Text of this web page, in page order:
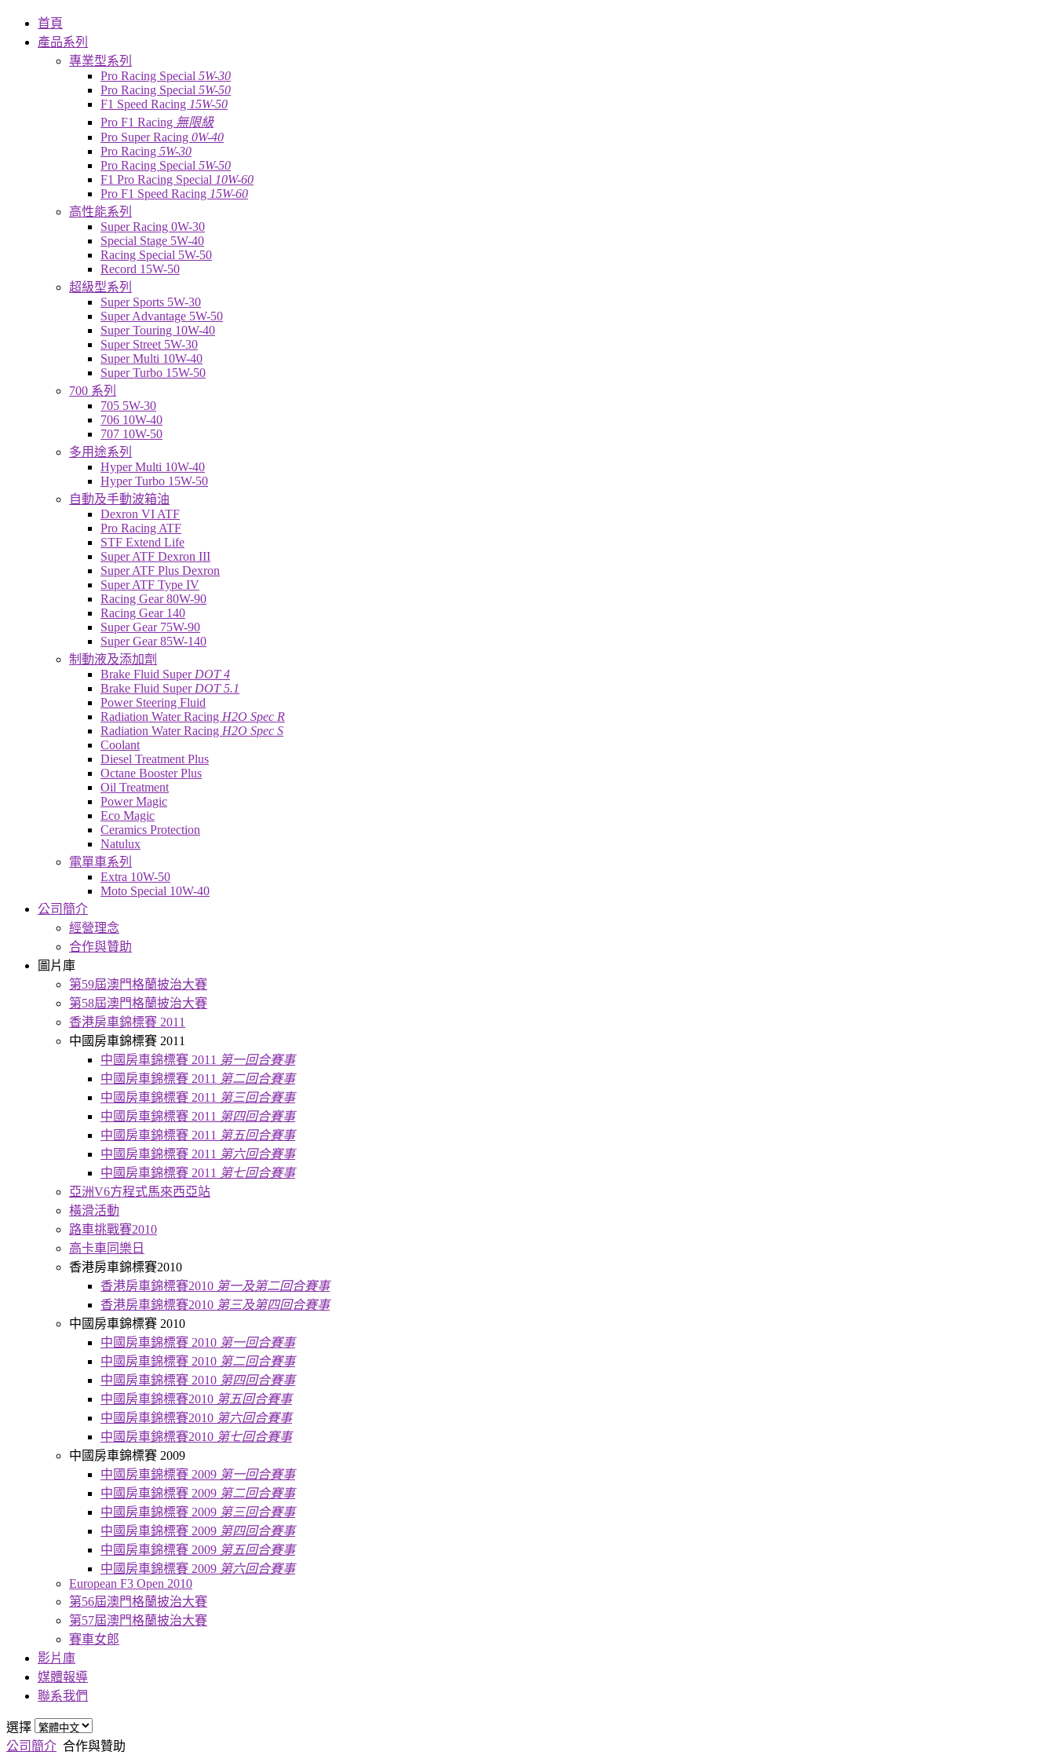
首頁
產品系列
專業型系列
Pro Racing Special 5W-30
Pro Racing Special 5W-50
F1 Speed Racing 15W-50
Pro F1 Racing 無限級
Pro Super Racing 0W-40
Pro Racing 5W-30
Pro Racing Special 5W-50
F1 Pro Racing Special 10W-60
Pro F1 Speed Racing 15W-60
高性能系列
Super Racing 0W-30
Special Stage 5W-40
Racing Special 5W-50
Record 15W-50
超級型系列
Super Sports 5W-30
Super Advantage 5W-50
Super Touring 10W-40
Super Street 5W-30
Super Multi 10W-40
Super Turbo 15W-50
700 系列
705 5W-30
706 10W-40
707 10W-50
多用途系列
Hyper Multi 10W-40
Hyper Turbo 15W-50
自動及手動波箱油
Dexron VI ATF
Pro Racing ATF
STF Extend Life
Super ATF Dexron III
Super ATF Plus Dexron
Super ATF Type IV
Racing Gear 80W-90
Racing Gear 140
Super Gear 75W-90
Super Gear 85W-140
制動液及添加劑
Brake Fluid Super DOT 4
Brake Fluid Super DOT 5.1
Power Steering Fluid
Radiation Water Racing H2O Spec R
Radiation Water Racing H2O Spec S
Coolant
Diesel Treatment Plus
Octane Booster Plus
Oil Treatment
Power Magic
Eco Magic
Ceramics Protection
Natulux
電單車系列
Extra 10W-50
Moto Special 10W-40
公司簡介
經營理念
合作與贊助
圖片庫
第59屆澳門格蘭披治大賽
第58屆澳門格蘭披治大賽
香港房車錦標賽 2011
中國房車錦標賽 2011
中國房車錦標賽 2011 第一回合賽事
中國房車錦標賽 2011 第二回合賽事
中國房車錦標賽 2011 第三回合賽事
中國房車錦標賽 2011 第四回合賽事
中國房車錦標賽 2011 第五回合賽事
中國房車錦標賽 2011 第六回合賽事
中國房車錦標賽 2011 第七回合賽事
亞洲V6方程式馬來西亞站
橫滑活動
路車挑戰賽2010
高卡車同樂日
香港房車錦標賽2010
香港房車錦標賽2010 第一及第二回合賽事
香港房車錦標賽2010 第三及第四回合賽事
中國房車錦標賽 2010
中國房車錦標賽 2010 第一回合賽事
中國房車錦標賽 2010 第二回合賽事
中國房車錦標賽 2010 第四回合賽事
中國房車錦標賽2010 第五回合賽事
中國房車錦標賽2010 第六回合賽事
中國房車錦標賽2010 第七回合賽事
中國房車錦標賽 2009
中國房車錦標賽 2009 第一回合賽事
中國房車錦標賽 2009 第二回合賽事
中國房車錦標賽 2009 第三回合賽事
中國房車錦標賽 2009 第四回合賽事
中國房車錦標賽 2009 第五回合賽事
中國房車錦標賽 2009 第六回合賽事
European F3 Open 2010
第56屆澳門格蘭披治大賽
第57屆澳門格蘭披治大賽
賽車女郎
影片庫
媒體報導
聯系我們
選擇
公司簡介 合作與贊助